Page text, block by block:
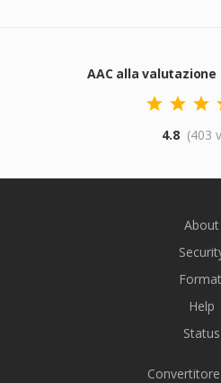
AAC alla
4.8 (403
About
Help
Status